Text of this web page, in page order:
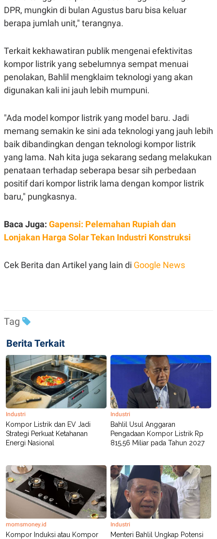
A
E
L
E
S
I
D
L
A
G
N
A
N
E
T
A
K
K
I
E
A
E
M
T
E
N
E
A
R
A
V
T
I
S
G
A
.
D
SITEMAPPROFILETERM
OF
USE
PEDOMAN
PEMBERITAAN
SIBER
PRIVACY
POLICY
DPR, mungkin di bulan Agustus baru bisa keluar
berapa jumlah unit," terangnya.
Terkait kekhawatiran publik mengenai efektivitas
kompor listrik yang sebelumnya sempat menuai
penolakan, Bahlil mengklaim teknologi yang akan
digunakan kali ini jauh lebih mumpuni.
"Ada model kompor listrik yang model baru. Jadi
memang semakin ke sini ada teknologi yang jauh lebih
baik dibandingkan dengan teknologi kompor listrik
yang lama. Nah kita juga sekarang sedang melakukan
penataan terhadap seberapa besar sih perbedaan
positif dari kompor listrik lama dengan kompor listrik
baru," pungkasnya.
Baca Juga: Gapensi: Pelemahan Rupiah dan
Lonjakan Harga Solar Tekan Industri Konstruksi
Cek Berita dan Artikel yang lain di Google News
Tag
Berita Terkait
Industri
Kompor Listrik dan EV Jadi
Strategi Perkuat Ketahanan
Energi Nasional
Industri
Bahlil Usul Anggaran
Pengadaan Kompor Listrik Rp
815,56 Miliar pada Tahun 2027
momsmoney.id
Kompor Induksi atau Kompor
Industri
Menteri Bahlil Ungkap Potensi